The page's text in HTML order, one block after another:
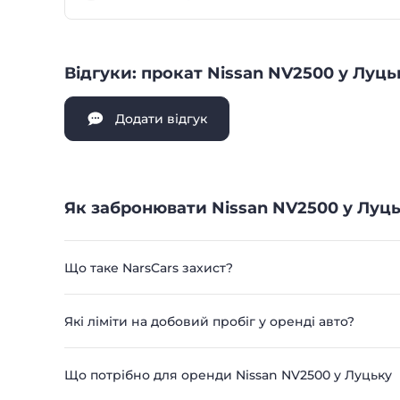
Відгуки: прокат Nissan NV2500 у
Додати відгук
Як забронювати Nissan NV2500 у
Що таке NarsCars захист?
Які ліміти на добовий пробіг у оренді авто?
Що потрібно для оренди Nissan NV2500 у Луцьку